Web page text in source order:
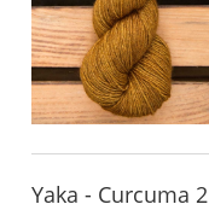
Yaka - Curcuma 2